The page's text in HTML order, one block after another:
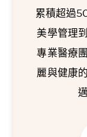
累積超過
美學管理
專業醫療
麗與健康